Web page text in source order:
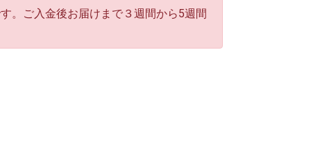
。ご入金後お届けまで３週間から5週間